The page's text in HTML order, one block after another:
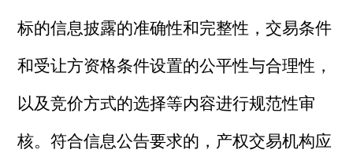
标的信息披露的准确性和完整性，交易条件
和受让方资格条件设置的公平性与合理性，
以及竞价方式的选择等内容进行规范性审
核。符合信息公告要求的，产权交易机构应